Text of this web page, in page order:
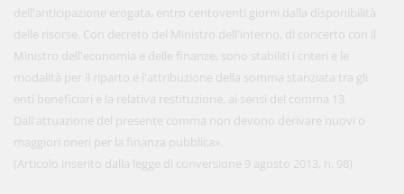
dell'anticipazione erogata, entro centoventi giorni dalla disponibilità
delle risorse. Con decreto del Ministro dell'interno, di concerto con il
Ministro dell'economia e delle finanze, sono stabiliti i criteri e le
modalità per il riparto e l'attribuzione della somma stanziata tra gli
enti beneficiari e la relativa restituzione, ai sensi del comma 13.
Dall'attuazione del presente comma non devono derivare nuovi o
maggiori oneri per la finanza pubblica».
(Articolo inserito dalla legge di conversione 9 agosto 2013, n. 98)